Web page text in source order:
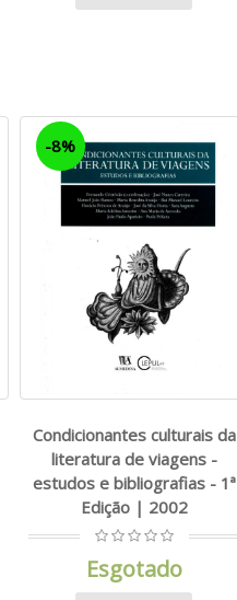
-8%
Condicionantes culturais da
literatura de viagens -
estudos e bibliografias - 1ª
Edição | 2002
Esgotado